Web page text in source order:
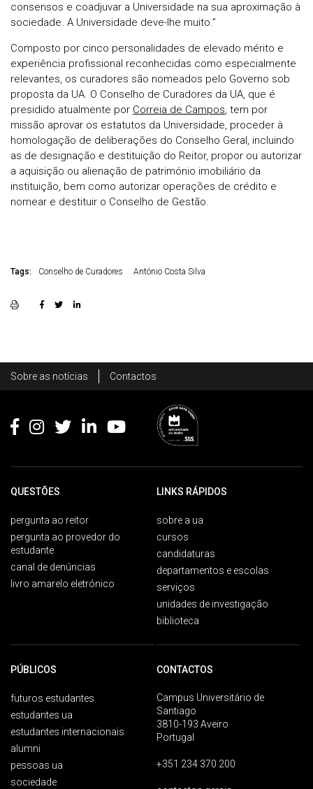
consensos e coadjuvar a Universidade na sua aproximação à
sociedade. A Universidade deve-lhe muito.”
Composto por cinco personalidades de elevado mérito e
experiência profissional reconhecidas como especialmente
relevantes, os curadores são nomeados pelo Governo sob
proposta da UA. O Conselho de Curadores da UA, que é
presidido atualmente por Correia de Campos, tem por
missão aprovar os estatutos da Universidade, proceder à
homologação de deliberações do Conselho Geral, incluindo
as de designação e destituição do Reitor, propor ou autorizar
a aquisição ou alienação de património imobiliário da
instituição, bem como autorizar operações de crédito e
nomear e destituir o Conselho de Gestão.
Tags: Conselho de Curadores António Costa Silva
Footer
Sobre as notícias Contactos
QUESTÕES
pergunta ao reitor
pergunta ao provedor do
estudante
canal de denúncias
livro amarelo eletrónico
LINKS RÁPIDOS
sobre a ua
cursos
candidaturas
departamentos e escolas
serviços
unidades de investigação
biblioteca
PÚBLICOS
futuros estudantes
estudantes ua
estudantes internacionais
alumni
pessoas ua
sociedade
CONTACTOS
Campus Universitário de
Santiago
3810-193 Aveiro
Portugal
+351 234 370 200